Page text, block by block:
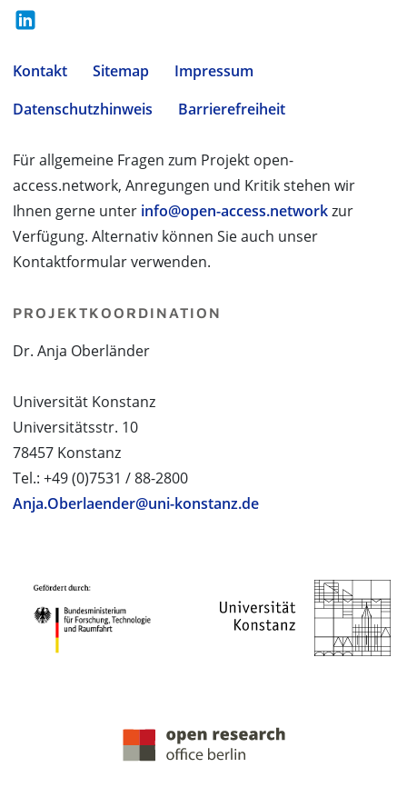
Kontakt Sitemap
Impressum
Datenschutzhinweis
Barrierefreiheit
Für allgemeine Fragen zum Projekt open-
access.network, Anregungen und Kritik stehen wir
Ihnen gerne unter info@open-access.networkzur
Verfügung. Alternativ können Sie auch unser
Kontaktformular verwenden.
PROJEKTKOORDINATION
Dr. Anja Oberländer
Universität Konstanz
Universitätsstr. 10
78457 Konstanz
Tel.: +49 (0)7531 / 88-2800
Anja.Oberlaender@uni-konstanz.de